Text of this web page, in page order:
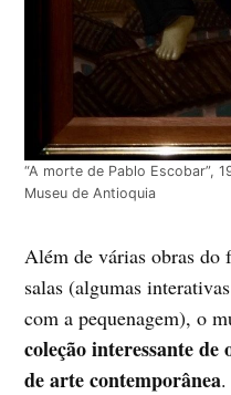
“A morte de Pablo Escobar”,
Museu de Antioquia
Além de várias obras do
salas (algumas
com a pequenagem), o
coleção interessante
de arte contemporânea.